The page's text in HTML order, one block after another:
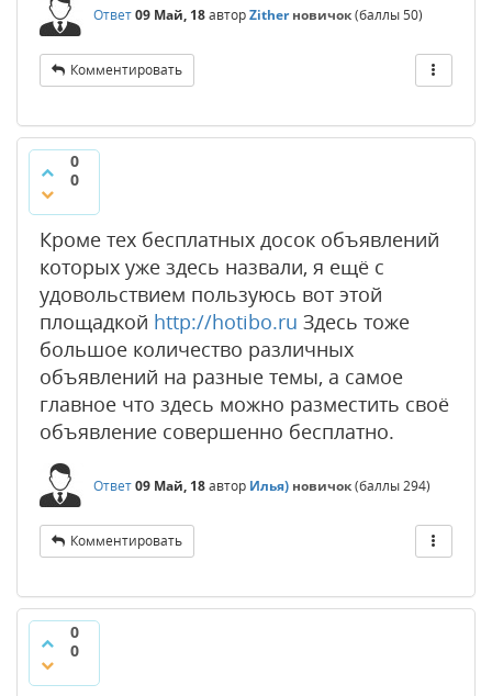
Ответ09 Май, 18авторZither новичок(баллы50)
Комментировать
0
0
Кроме тех бесплатных досок объявлений
которых уже здесь назвали, я ещё с
удовольствием пользуюсь вот этой
площадкой http://hotibo.ru Здесь тоже
большое количество различных
объявлений на разные темы, а самое
главное что здесь можно разместить своё
объявление совершенно бесплатно.
Ответ09 Май, 18автор Илья) новичок(баллы294)
Комментировать
0
0